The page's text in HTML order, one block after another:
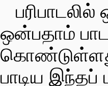
ஒன்பதாம்
பாடிய இந்தப்